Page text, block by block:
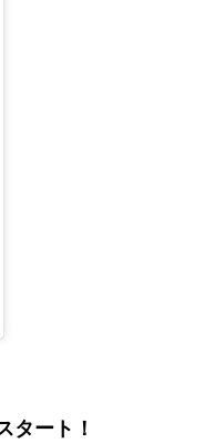
タート！